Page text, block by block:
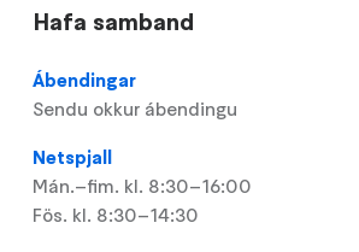
Hafa samband
Ábendingar
Sendu okkur ábendingu
Netspjall
Mán.–fim. kl. 8:30–16:00
Fös. kl. 8:30–14:30